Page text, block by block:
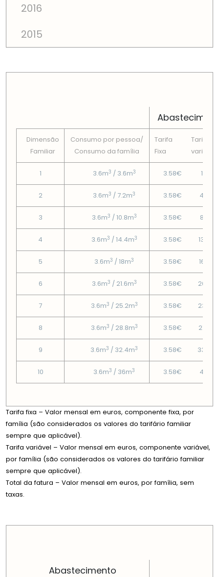
2016
2015
Dimensão
Familiar
Consumo por pessoa/
Consumo da famí­lia
Tarifa
Fixa
Tarifa
variável
1 3.6m3 / 3.6m3 3.58€ 1.38€
2 3.6m3 / 7.2m3 3.58€ 4.59€
3 3.6m3 / 10.8m3 3.58€ 8.96€
4 3.6m3 / 14.4m3 3.58€
5 3.6m3 / 18m3 3.58€ 16.55€
6 3.6m3 / 21.6m3 3.58€
7 3.6m3 / 25.2m3 3.58€
8 3.6m3 / 28.8m3 3.58€
9 3.6m3 / 32.4m3 3.58€
10 3.6m3 / 36m3 3.58€ 41.12€
Tarifa fixa – Valor mensal em euros, componente fixa, por
família (são considerados os valores do tarifário familiar
sempre que aplicável).
Tarifa variável – Valor mensal em euros, componente variável,
por família (são considerados os valores do tarifário familiar
sempre que aplicável).
Total da fatura – Valor mensal em euros, por família, sem
taxas.
Abastecimento